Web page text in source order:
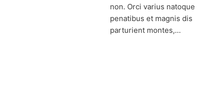
non. Orci varius natoque
penatibus et magnis dis
parturient montes,…